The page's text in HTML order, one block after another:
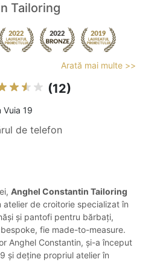
Tailoring
Arată mai multe >>
(12)
Vuia 19
de telefon
Anghel Constantin Tailoring
de croitorie specializat în
și pantofi pentru bărbați,
fie made-to-measure.
Anghel Constantin, și-a început
și deține propriul atelier în